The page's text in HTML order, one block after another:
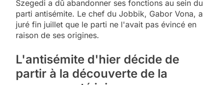
Szegedi a dû abandonner ses fonctions au sein du
parti antisémite. Le chef du Jobbik, Gabor Vona, a
juré fin juillet que le parti ne l'avait pas évincé en
raison de ses origines.
L'antisémite d'hier décide de
partir à la découverte de la